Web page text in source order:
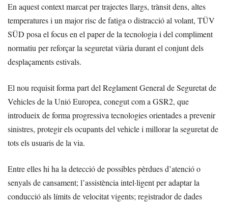
En aquest context marcat per trajectes llargs, trànsit dens, altes
temperatures i un major risc de fatiga o distracció al volant, TÜV
SÜD posa el focus en el paper de la tecnologia i del compliment
normatiu per reforçar la seguretat viària durant el conjunt dels
desplaçaments estivals.
El nou requisit forma part del Reglament General de Seguretat de
Vehicles de la Unió Europea, conegut com a GSR2, que
introdueix de forma progressiva tecnologies orientades a prevenir
sinistres, protegir els ocupants del vehicle i millorar la seguretat de
tots els usuaris de la via.
Entre elles hi ha la detecció de possibles pèrdues d’atenció o
senyals de cansament; l’assistència intel·ligent per adaptar la
conducció als límits de velocitat vigents; registrador de dades